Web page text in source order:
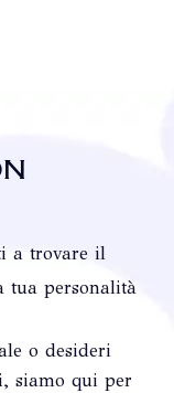
a trovare il
tua personalità
o desideri
siamo qui per